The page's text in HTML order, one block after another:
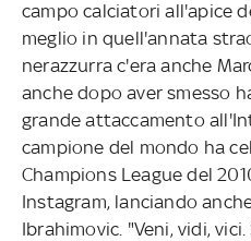
campo calciatori all'apice
meglio in quell'annata
nerazzurra c'era anche
anche dopo aver smesso
grande attaccamento
campione del mondo ha
Champions League del
Instagram, lanciando
Ibrahimovic. "Veni, vidi,